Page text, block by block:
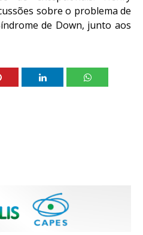
sobre o problema de
de Down, junto aos